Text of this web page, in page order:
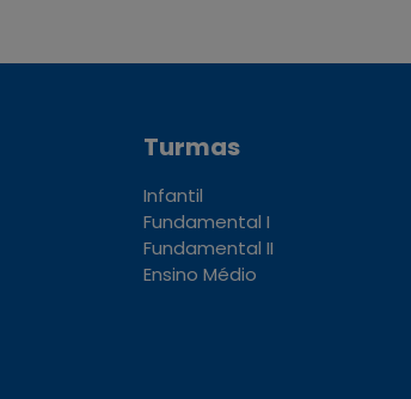
Turmas
Infantil
Fundamental I
Fundamental II
Ensino Médio